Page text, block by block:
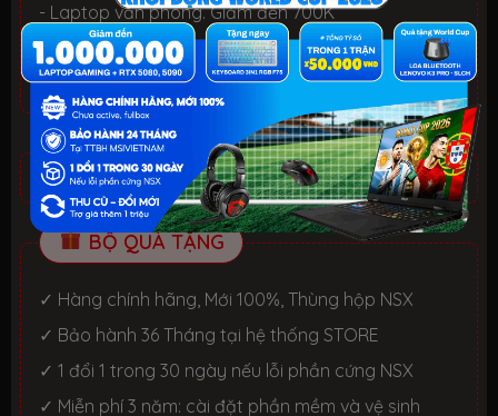
- Laptop văn phòng. Giảm đến 700K
- Laptop Gaming RTX 5080: Giảm đến 2 TRIỆU +
KEYBOARD 3in1 RGB
CHƯƠNG TRÌNH ƯU ĐÃI
BỘ QUÀ TẶNG
✓ Hàng chính hãng, Mới 100%, Thùng hộp NSX
✓ Bảo hành 36 Tháng tại hệ thống STORE
✓ 1 đổi 1 trong 30 ngày nếu lỗi phần cứng NSX
✓ Miễn phí 3 năm: cài đặt phần mềm và vệ sinh